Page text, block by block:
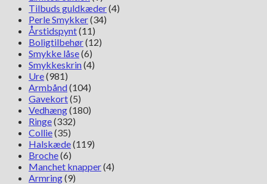
Tilbuds guldkæder(4)
Perle Smykker(34)
Årstidspynt(11)
Boligtilbehør(12)
Smykke låse(6)
Smykkeskrin(4)
Ure(981)
Armbånd(104)
Gavekort(5)
Vedhæng(180)
Ringe(332)
Collie(35)
Halskæde(119)
Broche(6)
Manchet knapper(4)
Armring(9)